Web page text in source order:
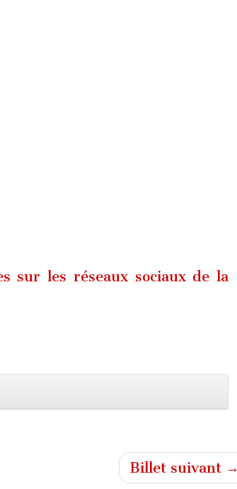
sur les réseaux sociaux de la
Billet suivant →